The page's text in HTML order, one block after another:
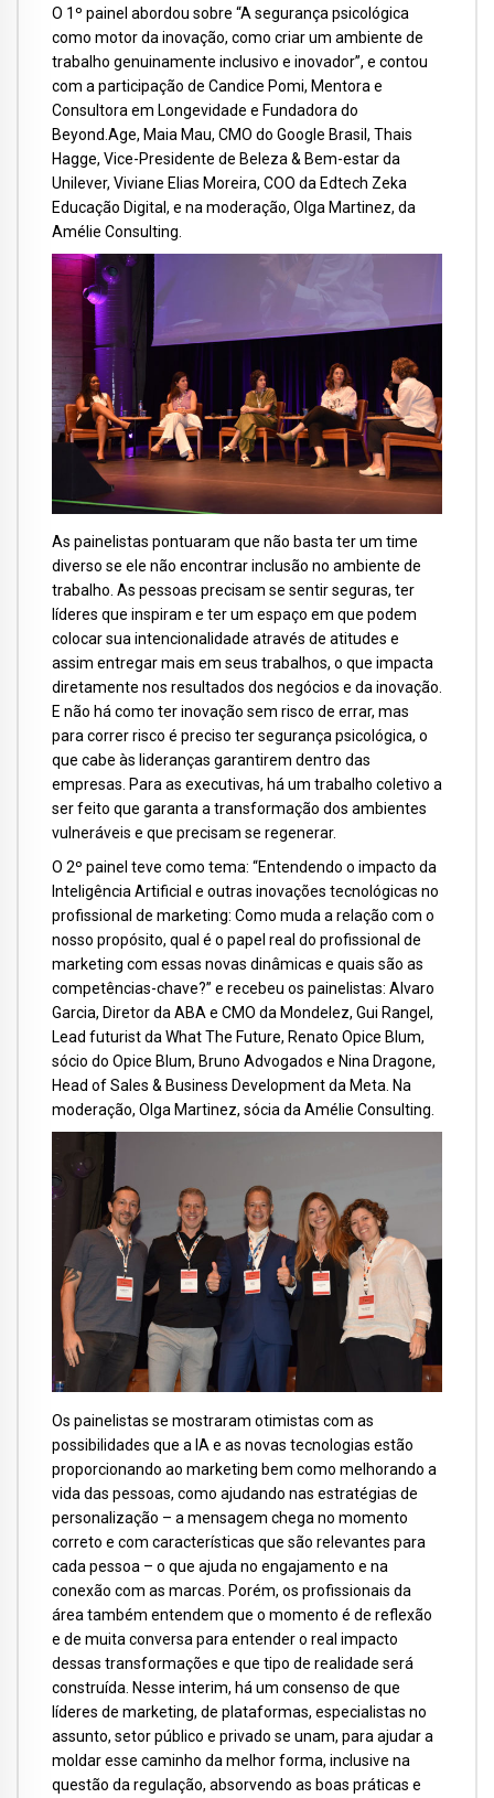
O 1º painel abordou sobre “A segurança psicológica
como motor da inovação, como criar um ambiente de
trabalho genuinamente inclusivo e inovador”, e contou
com a participação de Candice Pomi, Mentora e
Consultora em Longevidade e Fundadora do
Beyond.Age, Maia Mau, CMO do Google Brasil, Thais
Hagge, Vice-Presidente de Beleza & Bem-estar da
Unilever, Viviane Elias Moreira, COO da Edtech Zeka
Educação Digital, e na moderação, Olga Martinez, da
Amélie Consulting.
As painelistas pontuaram que não basta ter um time
diverso se ele não encontrar inclusão no ambiente de
trabalho. As pessoas precisam se sentir seguras, ter
líderes que inspiram e ter um espaço em que podem
colocar sua intencionalidade através de atitudes e
assim entregar mais em seus trabalhos, o que impacta
diretamente nos resultados dos negócios e da inovação.
E não há como ter inovação sem risco de errar, mas
para correr risco é preciso ter segurança psicológica, o
que cabe às lideranças garantirem dentro das
empresas. Para as executivas, há um trabalho coletivo a
ser feito que garanta a transformação dos ambientes
vulneráveis e que precisam se regenerar.
O 2º painel teve como tema: “Entendendo o impacto da
Inteligência Artificial e outras inovações tecnológicas no
profissional de marketing: Como muda a relação com o
nosso propósito, qual é o papel real do profissional de
marketing com essas novas dinâmicas e quais são as
competências-chave?” e recebeu os painelistas: Alvaro
Garcia, Diretor da ABA e CMO da Mondelez, Gui Rangel,
Lead futurist da What The Future, Renato Opice Blum,
sócio do Opice Blum, Bruno Advogados e Nina Dragone,
Head of Sales & Business Development da Meta. Na
moderação, Olga Martinez, sócia da Amélie Consulting.
Os painelistas se mostraram otimistas com as
possibilidades que a IA e as novas tecnologias estão
proporcionando ao marketing bem como melhorando a
vida das pessoas, como ajudando nas estratégias de
personalização – a mensagem chega no momento
correto e com características que são relevantes para
cada pessoa – o que ajuda no engajamento e na
conexão com as marcas. Porém, os profissionais da
área também entendem que o momento é de reflexão
e de muita conversa para entender o real impacto
dessas transformações e que tipo de realidade será
construída. Nesse interim, há um consenso de que
líderes de marketing, de plataformas, especialistas no
assunto, setor público e privado se unam, para ajudar a
moldar esse caminho da melhor forma, inclusive na
questão da regulação, absorvendo as boas práticas e